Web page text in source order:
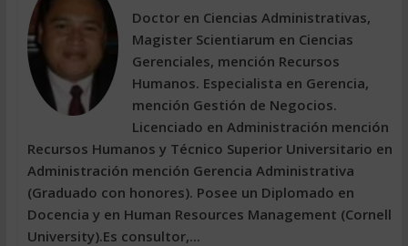
Doctor en Ciencias Administrativas,
Magister Scientiarum en Ciencias
Gerenciales, mención Recursos
Humanos. Especialista en Gerencia,
mención Gestión de Negocios.
Licenciado en Administración mención
Recursos Humanos y Técnico Superior Universitario en
Administración mención Gerencia Administrativa
(Graduado con honores). Posee un Diplomado en
Docencia y en Human Resources Management (Cornell
University).Es consultor,...